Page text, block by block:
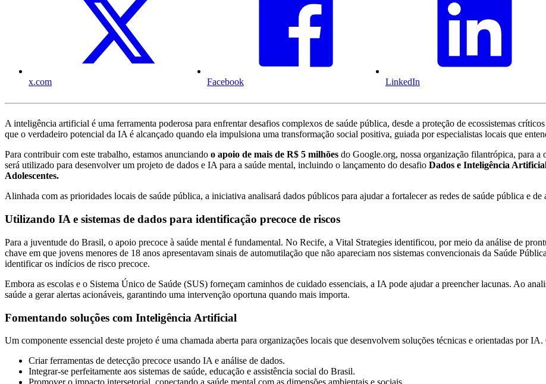
x.com Facebook LinkedIn
A inteligência artificial é uma ferramenta poderosa para enfrentar desafios complexos de saúde pública, desde a proteção de ecossistemas
que o verdadeiro potencial da IA é alcançado quando ela impulsiona uma transformação social positiva, guiada por especialistas locais que
Para contribuir com este trabalho, estamos anunciando o apoio de mais de R$ 5 milhões do Google.org, nossa organização filantrópica, para
será utilizado para desenvolver um projeto de dados e IA para a saúde mental, incluindo o lançamento do desafio Dados e Inteligência
Adolescentes.
Alinhada com as prioridades locais de saúde pública, a iniciativa analisará dados públicos para ajudar a fortalecer as redes de saúde pública e de
Utilizando IA e sistemas de dados para identificação precoce de riscos
Para a juventude do Brasil, o apoio precoce à saúde mental é fundamental. No Recife, a Vital Strategies identificou, por meio da análise de
chave em que jovens menores de 18 anos apresentavam sinais de automutilação que não apareciam nos sistemas convencionais da Saúde
identificar os indícios de risco precoce.
Embora as escolas e o Sistema Único de Saúde (SUS) forneçam caminhos de cuidado essenciais, a IA pode ajudar a preencher lacunas. Ao
saúde a gerar alertas acionáveis, garantindo uma intervenção oportuna quando mais importa.
Fomentando soluções com Inteligência Artificial
Um componente essencial deste projeto é uma chamada aberta para organizações locais que desenvolvem soluções técnicas e orientadas por
Criar ferramentas de detecção precoce usando IA e análise de dados.
Integrar-se perfeitamente aos sistemas de saúde, educação e assistência social do Brasil.